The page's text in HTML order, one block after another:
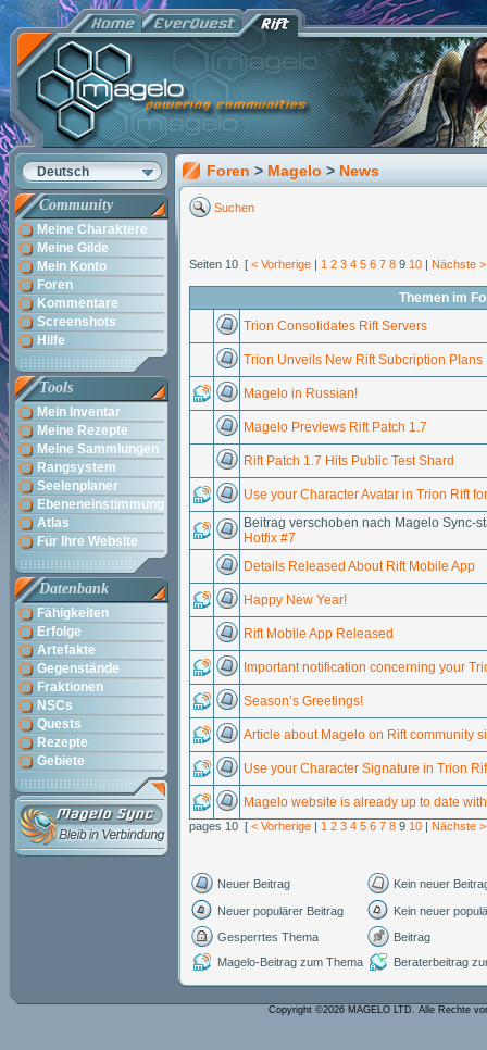
Deutsch
Community
Meine Charaktere
Meine Gilde
Mein Konto
Foren
Kommentare
Screenshots
Hilfe
Tools
Mein Inventar
Meine Rezepte
Meine Sammlungen
Rangsystem
Seelenplaner
Ebeneneinstimmung
Atlas
Für Ihre Website
Datenbank
Fähigkeiten
Erfolge
Artefakte
Gegenstände
Fraktionen
NSCs
Quests
Rezepte
Gebiete
Foren > Magelo > News
Suchen
Seiten 10 [ < Vorherige | 1 2 3 4 5 6 7 8 9 10 | Nächste >
Themen im
Trion Consolidates Rift Servers
Trion Unveils New Rift Subcription Plans
Magelo in Russian!
Magelo Previews Rift Patch 1.7
Rift Patch 1.7 Hits Public Test Shard
Use your Character Avatar in Trion Rift
Beitrag verschoben nach Magelo Sync-
Hotfix #7
Details Released About Rift Mobile App
Happy New Year!
Rift Mobile App Released
Important notification concerning your
Season’s Greetings!
Article about Magelo on Rift community
Use your Character Signature in Trion
Magelo website is already up to date
pages 10 [ < Vorherige | 1 2 3 4 5 6 7 8 9 10 | Nächste >
Neuer Beitrag Kein neuer
Neuer populärer Beitrag
Kein neuer
Gesperrtes Thema
Beitrag
Magelo-Beitrag zum Thema
Beraterbeitrag
Copyright ©2026 MAGELO LTD. Alle Rechte